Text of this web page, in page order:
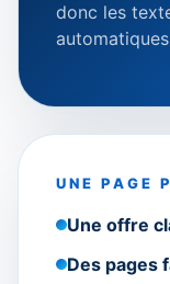
donc les
UNE PAGE
Une offre
Des pages